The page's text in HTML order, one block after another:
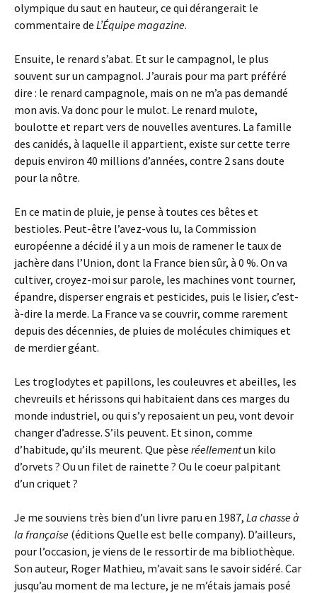
olympique du saut en hauteur, ce qui dérangerait le
commentaire de L’Équipe magazine.
Ensuite, le renard s’abat. Et sur le campagnol, le plus
souvent sur un campagnol. J’aurais pour ma part préféré
dire : le renard campagnole, mais on ne m’a pas demandé
mon avis. Va donc pour le mulot. Le renard mulote,
boulotte et repart vers de nouvelles aventures. La famille
des canidés, à laquelle il appartient, existe sur cette terre
depuis environ 40 millions d’années, contre 2 sans doute
pour la nôtre.
En ce matin de pluie, je pense à toutes ces bêtes et
bestioles. Peut-être l’avez-vous lu, la Commission
européenne a décidé il y a un mois de ramener le taux de
jachère dans l’Union, dont la France bien sûr, à 0 %. On va
cultiver, croyez-moi sur parole, les machines vont tourner,
épandre, disperser engrais et pesticides, puis le lisier, c’est-
à-dire la merde. La France va se couvrir, comme rarement
depuis des décennies, de pluies de molécules chimiques et
de merdier géant.
Les troglodytes et papillons, les couleuvres et abeilles, les
chevreuils et hérissons qui habitaient dans ces marges du
monde industriel, ou qui s’y reposaient un peu, vont devoir
changer d’adresse. S’ils peuvent. Et sinon, comme
d’habitude, qu’ils meurent. Que pèse réellementun kilo
d’orvets ? Ou un filet de rainette ? Ou le coeur palpitant
d’un criquet ?
Je me souviens très bien d’un livre paru en 1987, La chasse à
la française (éditions Quelle est belle company). D’ailleurs,
pour l’occasion, je viens de le ressortir de ma bibliothèque.
Son auteur, Roger Mathieu, m’avait sans le savoir sidéré. Car
jusqu’au moment de ma lecture, je ne m’étais jamais posé